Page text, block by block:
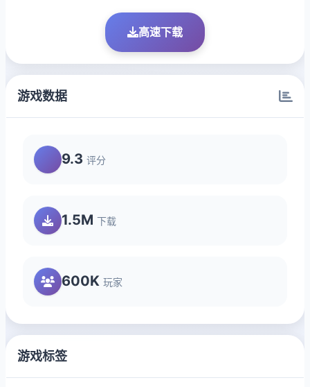
高速下载
游戏数据
9.3 评分
1.5M 下载
600K 玩家
游戏标签